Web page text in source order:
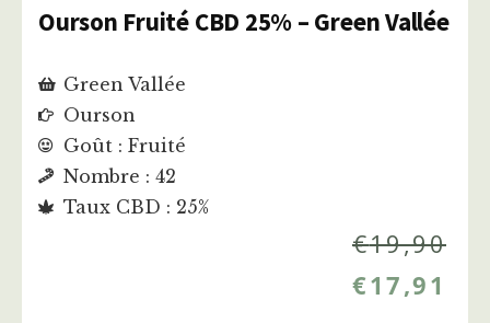
Ourson Fruité CBD 25% – Green Vallée
Green Vallée
Ourson
Goût : Fruité
Nombre : 42
Taux CBD : 25%
€19,90
€17,91